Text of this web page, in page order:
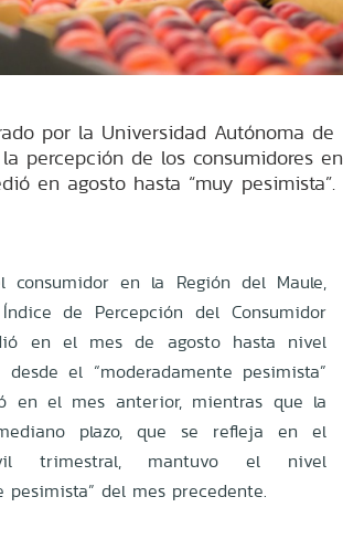
por la Universidad Autónoma de
percepción de los consumidores en
en agosto hasta “muy pesimista”.
consumidor en la Región del Maule,
de Percepción del Consumidor
en el mes de agosto hasta nivel
desde el “moderadamente pesimista”
en el mes anterior, mientras que la
plazo, que se refleja en el
trimestral, mantuvo el nivel
pesimista” del mes precedente.